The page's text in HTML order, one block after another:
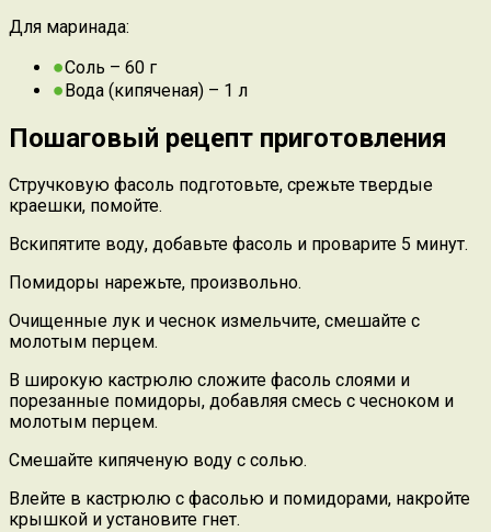
Для маринада:
Соль – 60 г
Вода (кипяченая) – 1 л
Пошаговый рецепт приготовления
Стручковую фасоль подготовьте, срежьте твердые
краешки, помойте.
Вскипятите воду, добавьте фасоль и проварите 5 минут.
Помидоры нарежьте, произвольно.
Очищенные лук и чеснок измельчите, смешайте с
молотым перцем.
В широкую кастрюлю сложите фасоль слоями и
порезанные помидоры, добавляя смесь с чесноком и
молотым перцем.
Смешайте кипяченую воду с солью.
Влейте в кастрюлю с фасолью и помидорами, накройте
крышкой и установите гнет.